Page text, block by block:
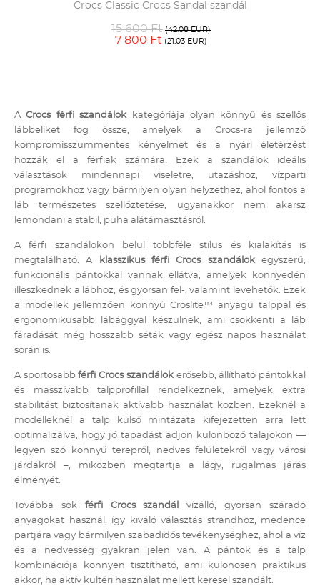
Crocs Classic Crocs Sandal szandál
15 600 Ft (42.08 EUR)
7 800 Ft (21.03 EUR)
ACrocs férfi szandálokkategóriája olyan könnyű és szellős
lábbeliket fog össze, amelyek a Crocs-ra jellemző
kompromisszummentes kényelmet és a nyári életérzést
hozzák el a férfiak számára. Ezek a szandálok ideális
választások mindennapi viseletre, utazáshoz, vízparti
programokhoz vagy bármilyen olyan helyzethez, ahol fontos a
láb természetes szellőztetése, ugyanakkor nem akarsz
lemondani a stabil, puha alátámasztásról.
A férfi szandálokon belül többféle stílus és kialakítás is
megtalálható. A
klasszikus férfi Crocs szandálokegyszerű,
funkcionális pántokkal vannak ellátva, amelyek könnyedén
illeszkednek a lábhoz, és gyorsan fel-, valamint levehetők. Ezek
a modellek jellemzően könnyű Croslite™ anyagú talppal és
ergonomikusabb lábággyal készülnek, ami csökkenti a láb
fáradását még hosszabb séták vagy egész napos használat
során is.
A sportosabbférfi Crocs szandálokerősebb, állítható pántokkal
és masszívabb talpprofillal rendelkeznek, amelyek extra
stabilitást biztosítanak aktívabb használat közben. Ezeknél a
modelleknél a talp külső mintázata kifejezetten arra lett
optimalizálva, hogy jó tapadást adjon különböző talajokon —
legyen szó könnyű terepről, nedves felületekről vagy városi
járdákról –, miközben megtartja a lágy, rugalmas járás
élményét.
Továbbá sok férfi Crocs szandál
vízálló, gyorsan száradó
anyagokat használ, így kiváló választás strandhoz, medence
partjára vagy bármilyen szabadidős tevékenységhez, ahol a víz
és a nedvesség gyakran jelen van. A pántok és a talp
kombinációja könnyen tisztítható, ami különösen praktikus
akkor, ha aktív kültéri használat mellett keresel szandált.